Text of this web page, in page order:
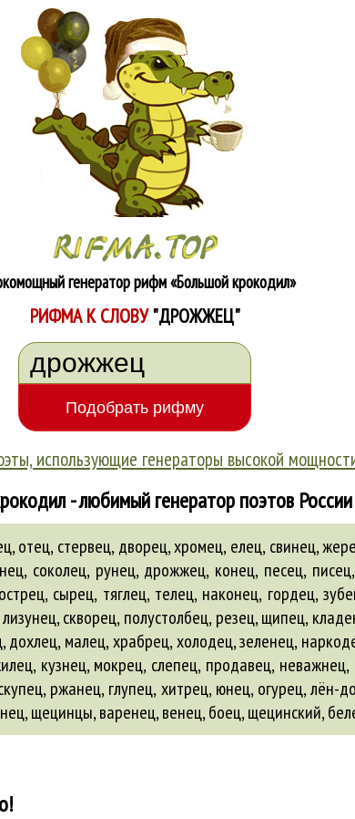
генератор рифм«Большой крокодил»
РИФМА К СЛОВУ"ДРОЖЖЕЦ"
использующие генераторы высокой
- любимый генератор поэтов России
отец, стервец, дворец, хромец, елец, свинец,
соколец, рунец, дрожжец, конец, песец,
сырец, тяглец, телец, наконец, гордец,
скворец, полустолбец, резец, щипец,
малец, храбрец, холодец, зеленец,
кузнец, мокрец, слепец, продавец,
ржанец, глупец, хитрец, юнец, огурец, лён-
, щецинцы,варенец,венец,боец, щецинский,